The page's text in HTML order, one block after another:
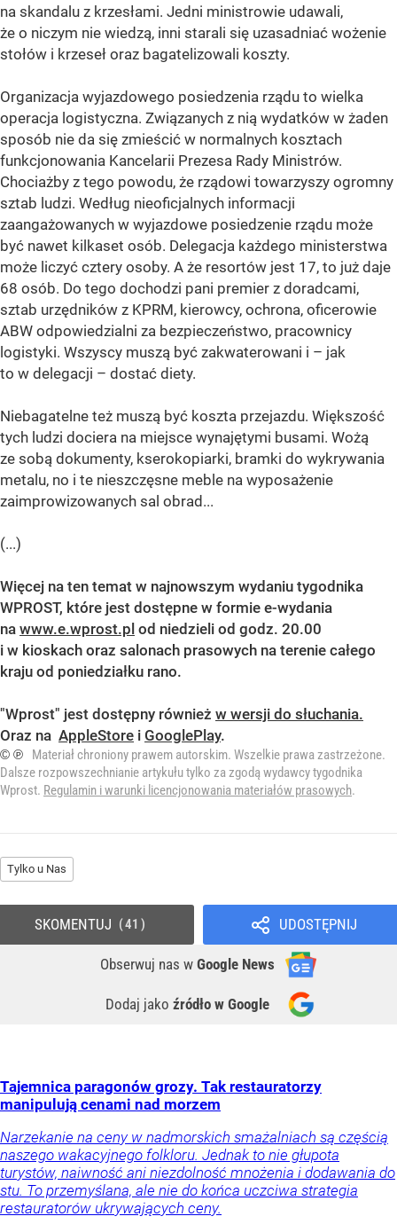
na skandalu z krzesłami. Jedni ministrowie udawali,
że o niczym nie wiedzą, inni starali się uzasadniać wożenie
stołów i krzeseł oraz bagatelizowali koszty.
Organizacja wyjazdowego posiedzenia rządu to wielka
operacja logistyczna. Związanych z nią wydatków w żaden
sposób nie da się zmieścić w normalnych kosztach
funkcjonowania Kancelarii Prezesa Rady Ministrów.
Chociażby z tego powodu, że rządowi towarzyszy ogromny
sztab ludzi. Według nieoficjalnych informacji
zaangażowanych w wyjazdowe posiedzenie rządu może
być nawet kilkaset osób. Delegacja każdego ministerstwa
może liczyć cztery osoby. A że resortów jest 17, to już daje
68 osób. Do tego dochodzi pani premier z doradcami,
sztab urzędników z KPRM, kierowcy, ochrona, oficerowie
ABW odpowiedzialni za bezpieczeństwo, pracownicy
logistyki. Wszyscy muszą być zakwaterowani i – jak
to w delegacji – dostać diety.
Niebagatelne też muszą być koszta przejazdu. Większość
tych ludzi dociera na miejsce wynajętymi busami. Wożą
ze sobą dokumenty, kserokopiarki, bramki do wykrywania
metalu, no i te nieszczęsne meble na wyposażenie
zaimprowizowanych sal obrad...
(...)
Więcej na ten temat w najnowszym wydaniu tygodnika
WPROST, które jest dostępne w formie e-wydania
na www.e.wprost.pl od niedzieli od godz. 20.00
i w kioskach oraz salonach prasowych na terenie całego
kraju od poniedziałku rano.
"Wprost" jest dostępny również w wersji do słuchania.
Oraz na AppleStore i GooglePlay.
© ℗
Materiał chroniony prawem autorskim. Wszelkie prawa zastrzeżone.
Dalsze rozpowszechnianie artykułu tylko za zgodą wydawcy tygodnika
Wprost. Regulamin i warunki licencjonowania materiałów prasowych.
Tylko u Nas
UDOSTĘPNIJ
Obserwuj nas w Google News
Dodaj jako źródło w Google
SKOMENTUJ 41
Tajemnica paragonów grozy. Tak restauratorzy
manipulują cenami nad morzem
Narzekanie na ceny w nadmorskich smażalniach są częścią
naszego wakacyjnego folkloru. Jednak to nie głupota
turystów, naiwność ani niezdolność mnożenia i dodawania do
stu. To przemyślana, ale nie do końca uczciwa strategia
restauratorów ukrywających ceny.